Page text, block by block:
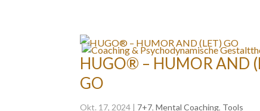
HUGO® – HUMOR AND
GO
Okt. 17, 2024 | 7+7,Mental Coaching, Tools